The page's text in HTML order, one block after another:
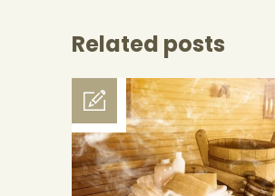
Related posts